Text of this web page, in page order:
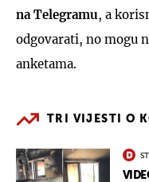
na Telegramu, a
odgovarati, no mogu
anketama.
TRI VIJESTI O